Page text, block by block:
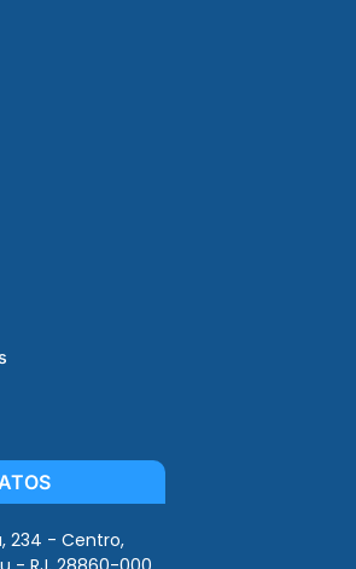
234 - Centro,